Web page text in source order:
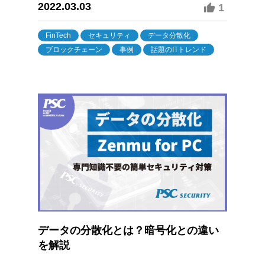
2022.03.03
1
FinTech セキュリティ
データ分散化
ブロックチェーン
事例 話題のITトレンド
データの分散化とは？暗号化との違い
を解説